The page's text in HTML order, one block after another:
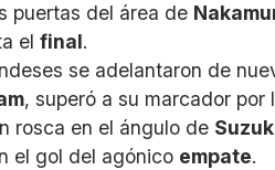
puertas del área de
elfinal.
se adelantaron de
, superó a su marcador por
rosca en el ángulo de
el gol del agónico empate.